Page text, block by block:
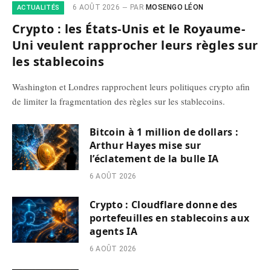
ACTUALITÉS 6 AOÛT 2026 PAR MOSENGO LÉON
Crypto : les États-Unis et le Royaume-
Uni veulent rapprocher leurs règles sur
les stablecoins
Washington et Londres rapprochent leurs politiques crypto afin
de limiter la fragmentation des règles sur les stablecoins.
Bitcoin à 1 million de dollars :
Arthur Hayes mise sur
l’éclatement de la bulle IA
6 AOÛT 2026
Crypto : Cloudflare donne des
portefeuilles en stablecoins aux
agents IA
6 AOÛT 2026